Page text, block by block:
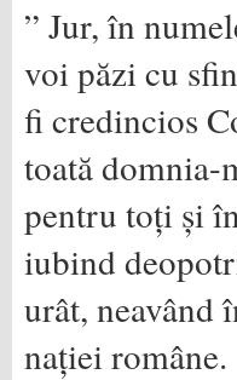
” Jur, în
voi păzi cu
fi credincios
toată domnia-
pentru toți și
iubind
urât, neavând
nației române.